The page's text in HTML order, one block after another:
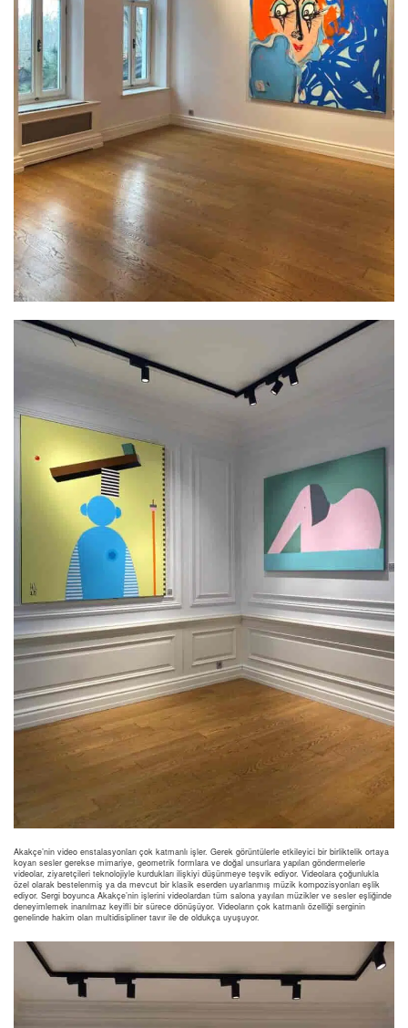
Akakçe’nin video enstalasyonları çok katmanlı işler. Gerek görüntülerle etkileyici bir birliktelik ortaya
koyan sesler gerekse mimariye, geometrik formlara ve doğal unsurlara yapılan göndermelerle
videolar, ziyaretçileri teknolojiyle kurdukları ilişkiyi düşünmeye teşvik ediyor. Videolara çoğunlukla
özel olarak bestelenmiş ya da mevcut bir klasik eserden uyarlanmış müzik kompozisyonları eşlik
ediyor. Sergi boyunca Akakçe’nin işlerini videolardan tüm salona yayılan müzikler ve sesler eşliğinde
deneyimlemek inanılmaz keyifli bir sürece dönüşüyor. Videoların çok katmanlı özelliği serginin
genelinde hakim olan multidisipliner tavır ile de oldukça uyuşuyor.